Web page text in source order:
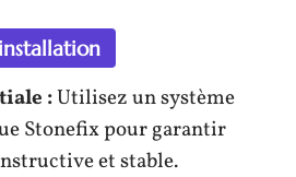
:Utilisez un système
Stonefix pour garantir
et stable.